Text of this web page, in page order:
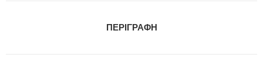
ΠΕΡΙΓΡΑΦΉ